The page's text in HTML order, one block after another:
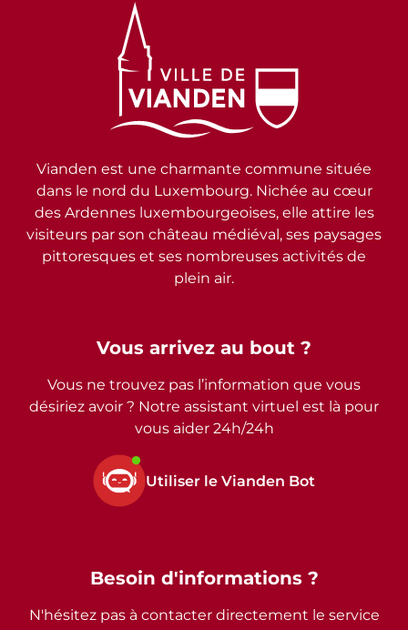
Vous arrivez au bout ?
Vous ne trouvez pas l’information que vous
désiriez avoir ? Notre assistant virtuel est là pour
vous aider 24h/24h
Utiliser le Vianden Bot
Vianden est une charmante commune située
dans le nord du Luxembourg. Nichée au cœur
des Ardennes luxembourgeoises, elle attire les
visiteurs par son château médiéval, ses paysages
pittoresques et ses nombreuses activités de
plein air.
Besoin d'informations ?
N'hésitez pas à contacter directement le service